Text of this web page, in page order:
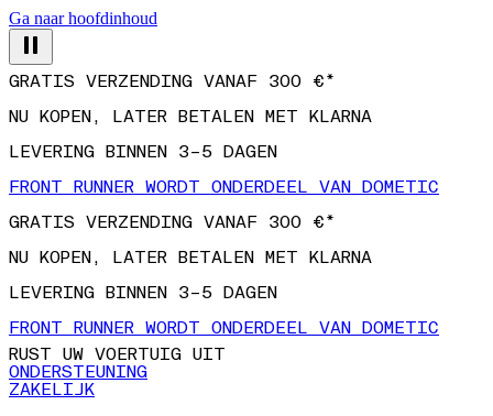
Ga naar hoofdinhoud
GRATIS VERZENDING VANAF 300 €*
NU KOPEN, LATER BETALEN MET KLARNA
LEVERING BINNEN 3–5 DAGEN
FRONT RUNNER WORDT ONDERDEEL VAN DOMETIC
GRATIS VERZENDING VANAF 300 €*
NU KOPEN, LATER BETALEN MET KLARNA
LEVERING BINNEN 3–5 DAGEN
FRONT RUNNER WORDT ONDERDEEL VAN DOMETIC
RUST UW VOERTUIG UIT
ONDERSTEUNING
ZAKELIJK